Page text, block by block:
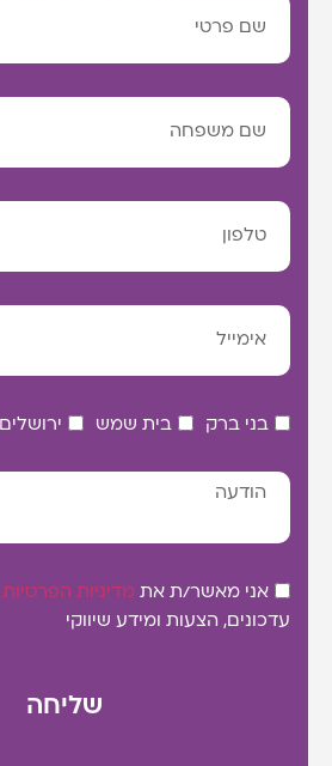
בני ברק בית שמש ירושלים
אני מאשר/ת את מדיניות הפרטיות
עדכונים, הצעות ומידע שיווקי
שליחה